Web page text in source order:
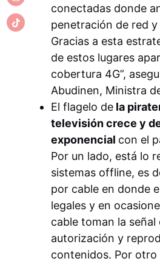
conectadas donde
penetración de red y
Gracias a esta
de estos lugares
cobertura 4G”,
Abudinen, Ministra
El flagelo de la
televisión crece y
exponencial con el
Por un lado, está lo
sistemas offline, es
por cable en donde
legales y en
cable toman la señal
autorización y
contenidos. Por otro